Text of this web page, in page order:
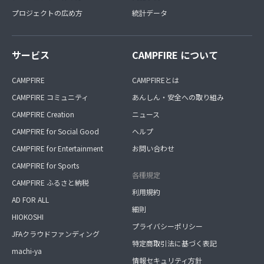
プロジェクトの広め方
統計データ
サービス
CAMPFIRE
CAMPFIRE コミュニティ
CAMPFIRE Creation
CAMPFIRE for Social Good
CAMPFIRE for Entertainment
CAMPFIRE for Sports
CAMPFIRE ふるさと納税
AD FOR ALL
HIOKOSHI
JFAクラウドファンディング
machi-ya
CAMPFIRE について
CAMPFIREとは
あんしん・安全への取り組み
ニュース
ヘルプ
お問い合わせ
各種規定
利用規約
細則
プライバシーポリシー
特定商取引法に基づく表記
情報セキュリティ方針